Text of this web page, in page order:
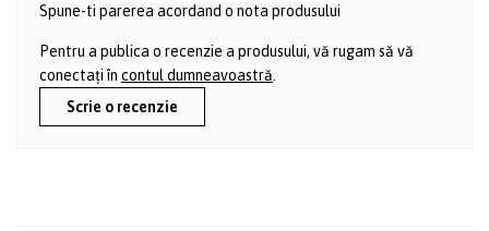
Spune-ti parerea acordand o nota produsului
Pentru a publica o recenzie a produsului, vă rugam să vă
conectați în contul dumneavoastră
Scrie o recenzie